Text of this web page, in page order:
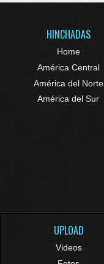
HINCHADAS
Home
América Central
América del Norte
América del Sur
UPLOAD
Videos